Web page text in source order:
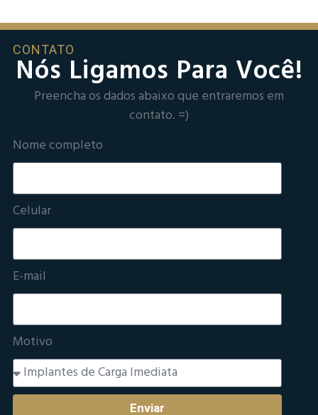
CONTATO
Nós Ligamos Para Você!
Preencha os dados abaixo que entraremos em
contato. =)
Nome completo
Celular
E-mail
Motivo
Enviar